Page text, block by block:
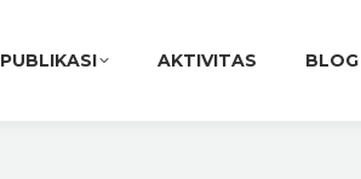
PUBLIKASI AKTIVITAS BLOG